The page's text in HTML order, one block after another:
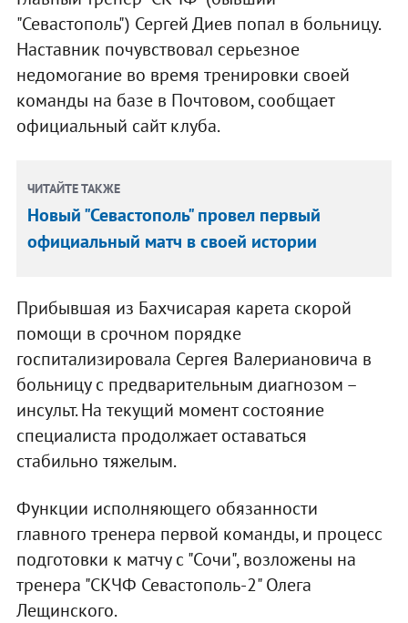
"Севастополь") Сергей Диев попал в больницу.
Наставник почувствовал серьезное
недомогание во время тренировки своей
команды на базе в Почтовом, сообщает
официальный сайт клуба.
ЧИТАЙТЕ ТАКЖЕ
Новый "Севастополь" провел первый
официальный матч в своей истории
Прибывшая из Бахчисарая карета скорой
помощи в срочном порядке
госпитализировала Сергея Валериановича в
больницу с предварительным диагнозом –
инсульт. На текущий момент состояние
специалиста продолжает оставаться
стабильно тяжелым.
Функции исполняющего обязанности
главного тренера первой команды, и процесс
подготовки к матчу с "Сочи", возложены на
тренера "СКЧФ Севастополь-2" Олега
Лещинского.